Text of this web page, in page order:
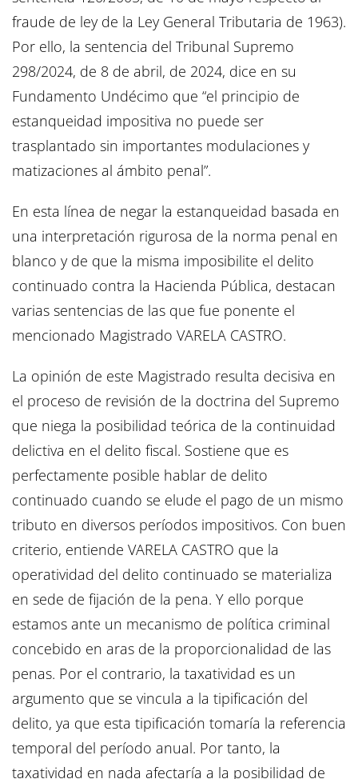
fraude de ley de la Ley General Tributaria de 1963).
Por ello, la sentencia del Tribunal Supremo
298/2024, de 8 de abril, de 2024, dice en su
Fundamento Undécimo que “el principio de
estanqueidad impositiva no puede ser
trasplantado sin importantes modulaciones y
matizaciones al ámbito penal”.
En esta línea de negar la estanqueidad basada en
una interpretación rigurosa de la norma penal en
blanco y de que la misma imposibilite el delito
continuado contra la Hacienda Pública, destacan
varias sentencias de las que fue ponente el
mencionado Magistrado VARELA CASTRO.
La opinión de este Magistrado resulta decisiva en
el proceso de revisión de la doctrina del Supremo
que niega la posibilidad teórica de la continuidad
delictiva en el delito fiscal. Sostiene que es
perfectamente posible hablar de delito
continuado cuando se elude el pago de un mismo
tributo en diversos períodos impositivos. Con buen
criterio, entiende VARELA CASTRO que la
operatividad del delito continuado se materializa
en sede de fijación de la pena. Y ello porque
estamos ante un mecanismo de política criminal
concebido en aras de la proporcionalidad de las
penas. Por el contrario, la taxatividad es un
argumento que se vincula a la tipificación del
delito, ya que esta tipificación tomaría la referencia
temporal del período anual. Por tanto, la
taxatividad en nada afectaría a la posibilidad de